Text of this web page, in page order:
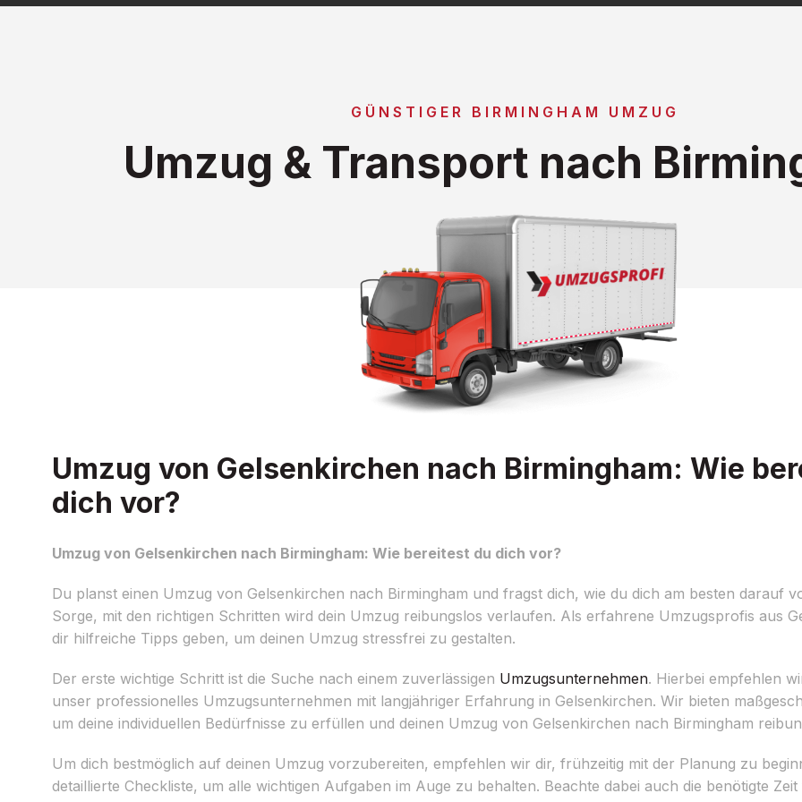
GÜNSTIGER BIRMINGHAM UMZUG
Umzug & Transport nach
Umzug von Gelsenkirchen nach Birmingham: Wie
dich vor?
Umzug von Gelsenkirchen nach Birmingham: Wie bereitest du dich vor?
Du planst einen Umzug von Gelsenkirchen nach Birmingham und fragst dich, wie du dich am besten darauf
Sorge, mit den richtigen Schritten wird dein Umzug reibungslos verlaufen. Als erfahrene Umzugsprofis aus
dir hilfreiche Tipps geben, um deinen Umzug stressfrei zu gestalten.
Der erste wichtige Schritt ist die Suche nach einem zuverlässigen Umzugsunternehmen. Hierbei empfehlen
unser professionelles Umzugsunternehmen mit langjähriger Erfahrung in Gelsenkirchen. Wir bieten
um deine individuellen Bedürfnisse zu erfüllen und deinen Umzug von Gelsenkirchen nach Birmingham
Um dich bestmöglich auf deinen Umzug vorzubereiten, empfehlen wir dir, frühzeitig mit der Planung zu
detaillierte Checkliste, um alle wichtigen Aufgaben im Auge zu behalten. Beachte dabei auch die benötigte